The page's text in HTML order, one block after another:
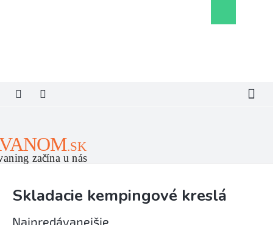
košík
Skladacie kempingové kreslá
Najpredávanejšie